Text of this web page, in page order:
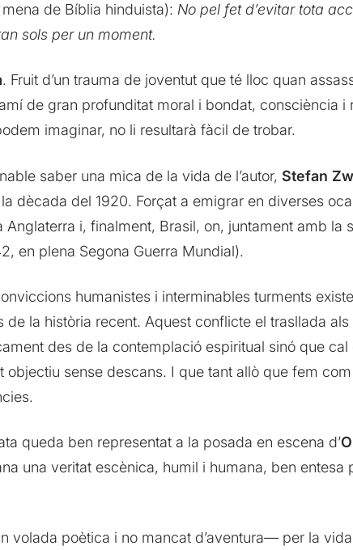
de Bíblia hinduista): No pel fet d’evitar tota
sols per un moment.
. Fruit d’un trauma de joventut que té lloc quan
de gran profunditat moral i bondat, consciència
imaginar, no li resultarà fàcil de trobar.
saber una mica de la vida de l’autor, Stefan
dècada del 1920. Forçat a emigrar en diverses
i, finalment, Brasil, on, juntament amb la
en plena Segona Guerra Mundial).
humanistes i interminables turments
la història recent. Aquest conflicte el trasllada
des de la contemplació espiritual sinó que
sense descans. I que tant allò que fem
queda ben representat a la posada en escena d’
una veritat escènica, humil i humana, ben
volada poètica i no mancat d’aventura— per la